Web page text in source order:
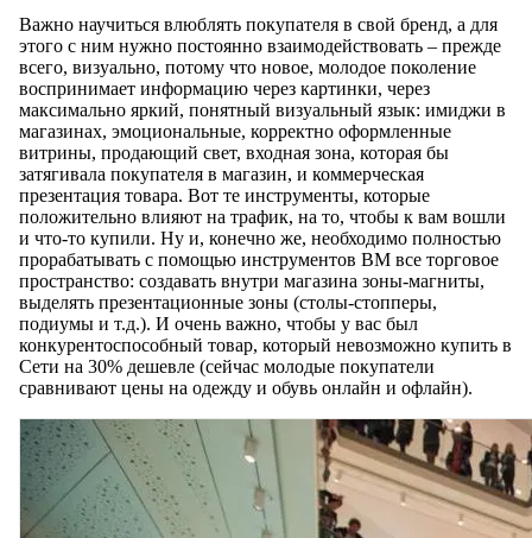
Важно научиться влюблять покупателя в свой бренд, а для
этого с ним нужно постоянно взаимодействовать – прежде
всего, визуально, потому что новое, молодое поколение
воспринимает информацию через картинки, через
максимально яркий, понятный визуальный язык: имиджи в
магазинах, эмоциональные, корректно оформленные
витрины, продающий свет, входная зона, которая бы
затягивала покупателя в магазин, и коммерческая
презентация товара. Вот те инструменты, которые
положительно влияют на трафик, на то, чтобы к вам вошли
и что-то купили. Ну и, конечно же, необходимо полностью
прорабатывать с помощью инструментов ВМ все торговое
пространство: создавать внутри магазина зоны-магниты,
выделять презентационные зоны (столы-стопперы,
подиумы и т.д.). И очень важно, чтобы у вас был
конкурентоспособный товар, который невозможно купить в
Сети на 30% дешевле (сейчас молодые покупатели
сравнивают цены на одежду и обувь онлайн и офлайн).